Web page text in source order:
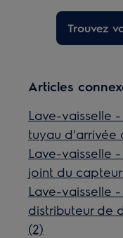
Trouvez
Articles
Lave-vaisselle
tuyau d'arrivée
Lave-vaisselle
joint du
Lave-vaisselle
distributeur de
(2)